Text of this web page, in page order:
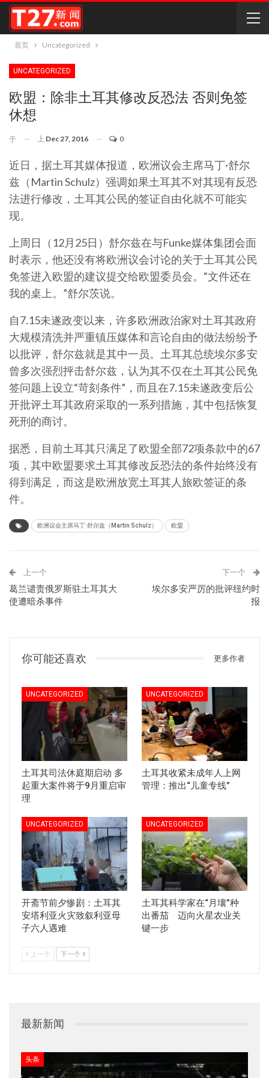
首页 Uncategorized
UNCATEGORIZED
欧盟：除非土耳其修改反恐法 否则免签
休想
于 上 Dec 27, 2016 0
近日，据土耳其媒体报道，欧洲议会主席马丁·舒尔
兹（Martin Schulz）强调如果土耳其不对其现有反恐
法进行修改，土耳其公民的签证自由化就不可能实
现。
上周日（12月25日）舒尔兹在与Funke媒体集团会面
时表示，他还没有将欧洲议会讨论的关于土耳其公民
免签进入欧盟的建议提交给欧盟委员会。“文件还在
我的桌上。”舒尔茨说。
自7.15未遂政变以来，许多欧洲政治家对土耳其政府
大规模清洗并严重镇压媒体和言论自由的做法纷纷予
以批评，舒尔兹就是其中一员。土耳其总统埃尔多安
曾多次强烈抨击舒尔兹，认为其不仅在土耳其公民免
签问题上设立“苛刻条件”，而且在7.15未遂政变后公
开批评土耳其政府采取的一系列措施，其中包括恢复
死刑的商讨。
据悉，目前土耳其只满足了欧盟全部72项条款中的67
项，其中欧盟要求土耳其修改反恐法的条件始终没有
得到满足，而这是欧洲放宽土耳其人旅欧签证的条
件。
欧洲议会主席马丁·舒尔兹（Martin Schulz） 欧盟
上一个
葛兰谴责俄罗斯驻土耳其大
使遭暗杀事件
下一个
埃尔多安严厉的批评纽约时
报
你可能还喜欢 更多作者
UNCATEGORIZED
土耳其司法休庭期启动 多
起重大案件将于9月重启审
理
UNCATEGORIZED
土耳其收紧未成年人上网
管理：推出“儿童专线”
UNCATEGORIZED
开斋节前夕惨剧：土耳其
安塔利亚火灾致叙利亚母
子六人遇难
UNCATEGORIZED
土耳其科学家在“月壤”种
出番茄 迈向火星农业关
键一步
上一个 下一个
最新新闻
头条